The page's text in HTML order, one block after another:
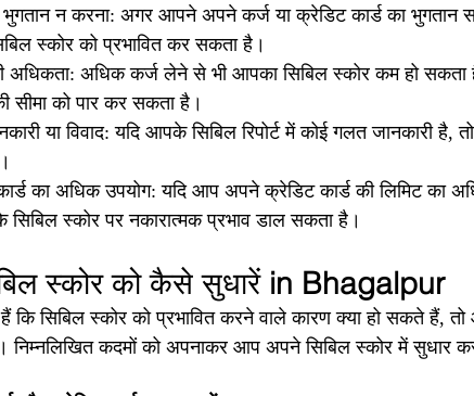
न करना: अगर आपने अपने कर्ज या क्रेडिट कार्ड का भुगतान
स्कोर को प्रभावित कर सकता है।
अधिकता: अधिक कर्ज लेने से भी आपका सिबिल स्कोर कम हो
सीमा को पार कर सकता है।
या विवाद: यदि आपके सिबिल रिपोर्ट में कोई गलत जानकारी है,
का अधिक उपयोग: यदि आप अपने क्रेडिट कार्ड की लिमिट का
स्कोर पर नकारात्मक प्रभाव डाल सकता है।
स्कोर को कैसे सुधारें in Bhagalpur
कि सिबिल स्कोर को प्रभावित करने वाले कारण क्या हो सकते हैं,
निम्नलिखित कदमों को अपनाकर आप अपने सिबिल स्कोर में सुधार